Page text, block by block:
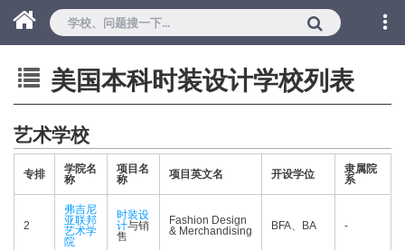
美国本科时装设计学校列表
艺术学校
专排
学院名
称
项目名
称
项目英文名 开设学位
隶属院
系
2
弗吉尼
亚联邦
艺术学
院
时装设
计与销
售
Fashion Design
& Merchandising
BFA、BA -